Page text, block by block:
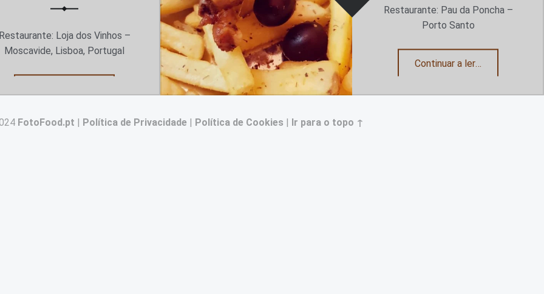
Restaurante: Loja dos Vinhos –
Moscavide, Lisboa, Portugal
Restaurante: Pau da Poncha –
Porto Santo
Continuar a ler…
FotoFood.pt | Política de Privacidade | Política de Cookies | Ir para o topo ↑